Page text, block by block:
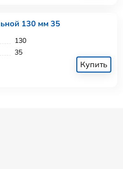
130 мм 35
130
35
Купить